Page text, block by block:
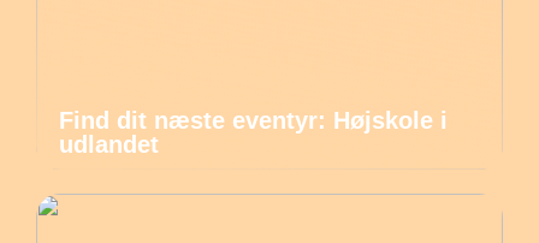
Find dit næste eventyr: Højskole i
udlandet